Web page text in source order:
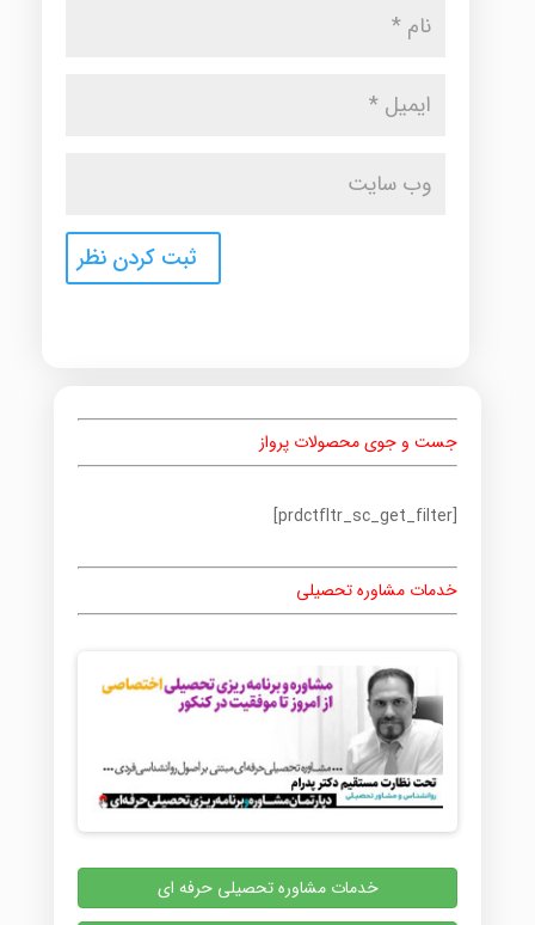
جست و جوی محصولات پرواز
[prdctfltr_sc_get_filter]
خدمات مشاوره تحصیلی
خدمات مشاوره تحصیلی حرفه ای